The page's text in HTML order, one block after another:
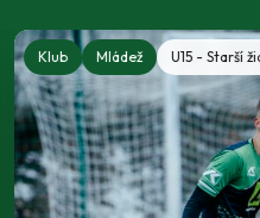
Klub Mládež U15 - Starší